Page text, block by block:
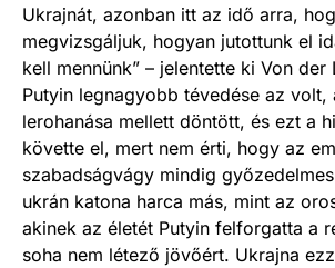
Ukrajnát, azonban itt az idő arra,
megvizsgáljuk, hogyan jutottunk el
kell mennünk” – jelentette ki Von der
Putyin legnagyobb tévedése az volt,
lerohanása mellett döntött, és ezt a
követte el, mert nem érti, hogy az
szabadságvágy mindig
ukrán katona harca más, mint az
akinek az életét Putyin felforgatta a
soha nem létező jövőért. Ukrajna